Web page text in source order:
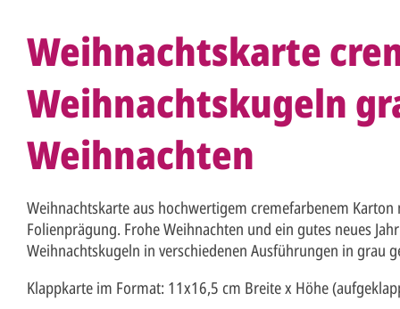
Weihnachtskarte
Weihnachtskugeln
Weihnachten
Weihnachtskarte aus hochwertigem cremefarbenem
Folienprägung. Frohe Weihnachten und ein gutes neues
Weihnachtskugeln in verschiedenen Ausführungen in grau
Klappkarte im Format: 11x16,5 cm Breite x Höhe